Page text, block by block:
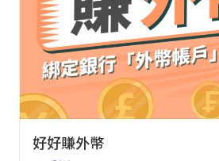
好好賺外幣